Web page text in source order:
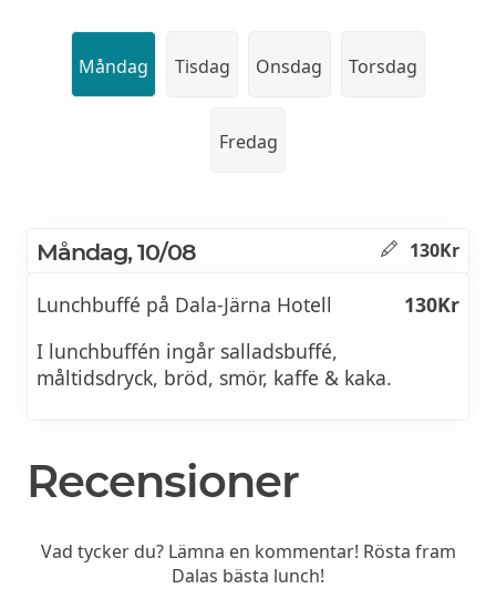
Måndag Tisdag Onsdag Torsdag
Fredag
Måndag, 10/08 130Kr
Lunchbuffé på Dala-Järna Hotell
130Kr
I lunchbuffén ingår salladsbuffé,
måltidsdryck, bröd, smör, kaffe & kaka.
Recensioner
Vad tycker du? Lämna en kommentar! Rösta fram
Dalas bästa lunch!